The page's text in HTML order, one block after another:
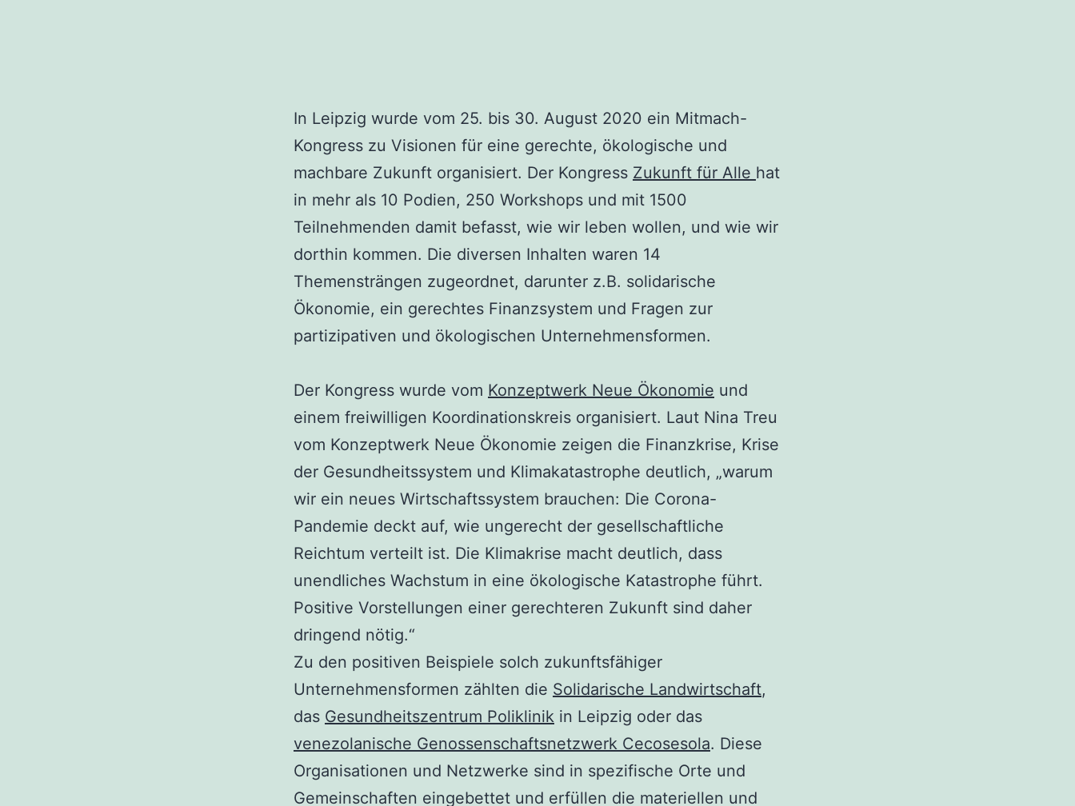
In Leipzig wurde vom 25. bis 30. August 2020 ein Mitmach-
Kongress zu Visionen für eine gerechte, ökologische und
machbare Zukunft organisiert. Der Kongress Zukunft für Alle hat
in mehr als 10 Podien, 250 Workshops und mit 1500
Teilnehmenden damit befasst, wie wir leben wollen, und wie wir
dorthin kommen. Die diversen Inhalten waren 14
Themensträngen zugeordnet, darunter z.B. solidarische
Ökonomie, ein gerechtes Finanzsystem und Fragen zur
partizipativen und ökologischen Unternehmensformen.
Der Kongress wurde vom Konzeptwerk Neue Ökonomie und
einem freiwilligen Koordinationskreis organisiert. Laut Nina Treu
vom Konzeptwerk Neue Ökonomie zeigen die Finanzkrise, Krise
der Gesundheitssystem und Klimakatastrophe deutlich, „warum
wir ein neues Wirtschaftssystem brauchen: Die Corona-
Pandemie deckt auf, wie ungerecht der gesellschaftliche
Reichtum verteilt ist. Die Klimakrise macht deutlich, dass
unendliches Wachstum in eine ökologische Katastrophe führt.
Positive Vorstellungen einer gerechteren Zukunft sind daher
dringend nötig.“
Zu den positiven Beispiele solch zukunftsfähiger
Unternehmensformen zählten die Solidarische Landwirtschaft,
das Gesundheitszentrum Poliklinik in Leipzig oder das
venezolanische Genossenschaftsnetzwerk Cecosesola. Diese
Organisationen und Netzwerke sind in spezifische Orte und
Gemeinschaften eingebettet und erfüllen die materiellen und